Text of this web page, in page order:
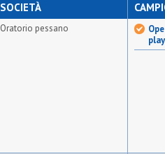
SOCIETÀ
Oratorio pessano